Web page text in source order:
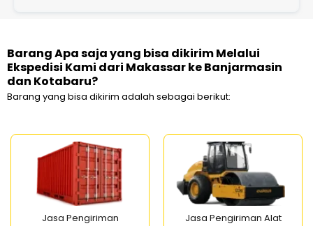
Barang Apa saja yang bisa dikirim Melalui
Ekspedisi Kami dari Makassar ke Banjarmasin
dan Kotabaru?
Barang yang bisa dikirim adalah sebagai berikut:
Jasa Pengiriman
Jasa Pengiriman Alat